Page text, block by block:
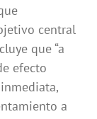
central
que “a
efecto
a